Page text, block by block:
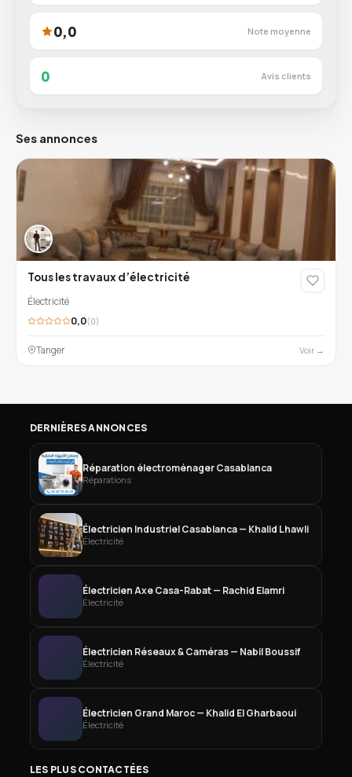
0,0 Note moyenne
0 Avis clients
Ses annonces
Tous les travaux d’électricité
Électricité
0,0(0)
Tanger Voir →
DERNIÈRES ANNONCES
Réparation électroménager Casablanca
Réparations
Électricien Industriel Casablanca — Khalid Lhawli
Électricité
Électricien Axe Casa-Rabat — Rachid Elamri
Électricité
Électricien Réseaux & Caméras — Nabil Boussif
Électricité
Électricien Grand Maroc — Khalid El Gharbaoui
Électricité
LES PLUS CONTACTÉES